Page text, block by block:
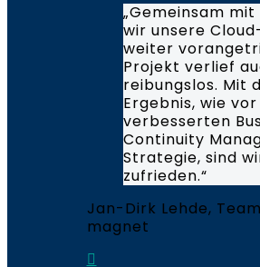
„Gemeinsam mit
wir unsere
weiter
Projekt verlief
reibungslos. Mit
Ergebnis, wie
verbesserten
Continuity
Strategie, sind
zufrieden.“
Jan-Dirk Lehde,
magnet